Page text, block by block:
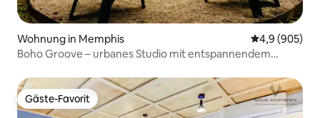
Wohnung in Memphis
4,9 (905)
Boho Groove – urbanes Studio mit entspannendem
Gäste-Favorit
Gäste-Favorit